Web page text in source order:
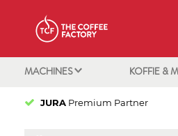
MACHINES KOFFIE &
JURAPremium Partner